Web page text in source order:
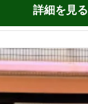
詳細を見る